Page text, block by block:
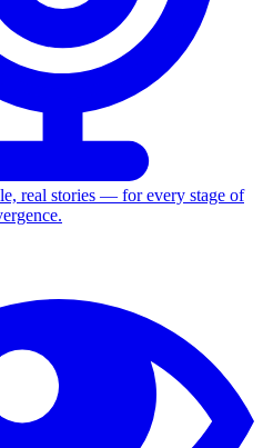
real stories — for every stage of